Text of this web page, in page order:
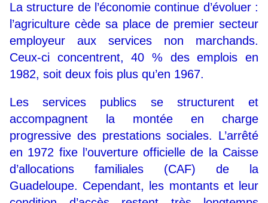
La structure de l’économie continue d’évoluer :
l’agriculture cède sa place de premier secteur
employeur aux services non marchands.
Ceux-ci concentrent, 40 % des emplois en
1982, soit deux fois plus qu’en 1967.
Les services publics se structurent et
accompagnent la montée en charge
progressive des prestations sociales. L’arrêté
en 1972 fixe l’ouverture officielle de la Caisse
d’allocations familiales (CAF) de la
Guadeloupe. Cependant, les montants et leur